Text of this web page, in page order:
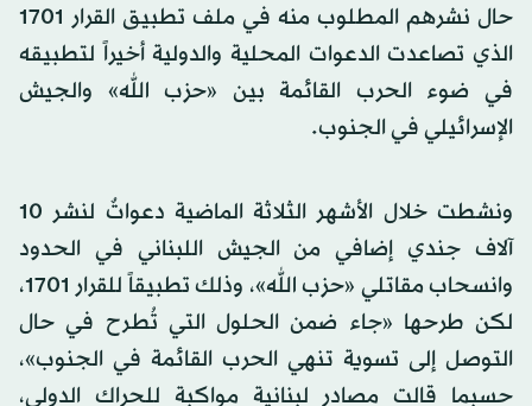
حال نشرهم المطلوب منه في ملف تطبيق القرار 1701
الذي تصاعدت الدعوات المحلية والدولية أخيراً لتطبيقه
في ضوء الحرب القائمة بين «حزب الله» والجيش
الإسرائيلي في الجنوب.
ونشطت خلال الأشهر الثلاثة الماضية دعواتٌ لنشر 10
آلاف جندي إضافي من الجيش اللبناني في الحدود
وانسحاب مقاتلي «حزب الله»، وذلك تطبيقاً للقرار 1701،
لكن طرحها «جاء ضمن الحلول التي تُطرح في حال
التوصل إلى تسوية تنهي الحرب القائمة في الجنوب»،
حسبما قالت مصادر لبنانية مواكبة للحراك الدولي،